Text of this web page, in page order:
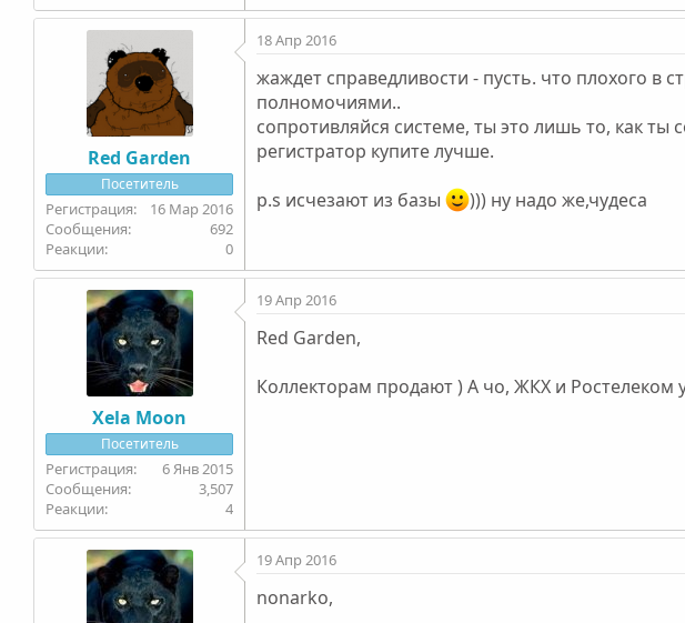
Red Garden
Посетитель
16 Мар 2016
692
0
18 Апр 2016
жаждет справедливости - пусть. что плохого в
полномочиями..
сопротивляйся системе, ты это лишь то, как
регистратор купите лучше.
p.s исчезают из базы
))) ну надо же,чудеса
Xela Moon
Посетитель
6 Янв 2015
3,507
4
19 Апр 2016
Red Garden,
Коллекторам продают ) А чо, ЖКХ и Ростелеком
19 Апр 2016
nonarko,